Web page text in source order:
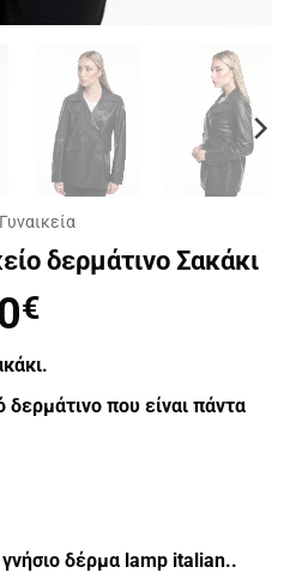
Γυναικεία
δερμάτινο Σακάκι
€Η
τιμή
είναι:
180.00€.
δερμάτινο που είναι πάντα
γνήσιο δέρμα lamp italian..